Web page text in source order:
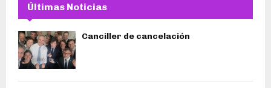
Últimas Noticias
Canciller de cancelación